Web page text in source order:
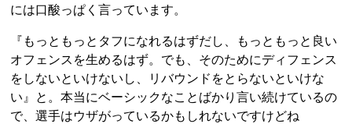
には口酸っぱく言っています。
『もっともっとタフになれるはずだし、もっともっと良い
オフェンスを生めるはず。でも、そのためにディフェンス
をしないといけないし、リバウンドをとらないといけな
い』と。本当にベーシックなことばかり言い続けているの
で、選手はウザがっているかもしれないですけどね